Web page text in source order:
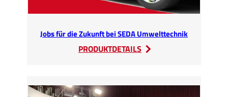
Jobs für die Zukunft bei SEDA Umwelttechnik
PRODUKTDETAILS
:
die